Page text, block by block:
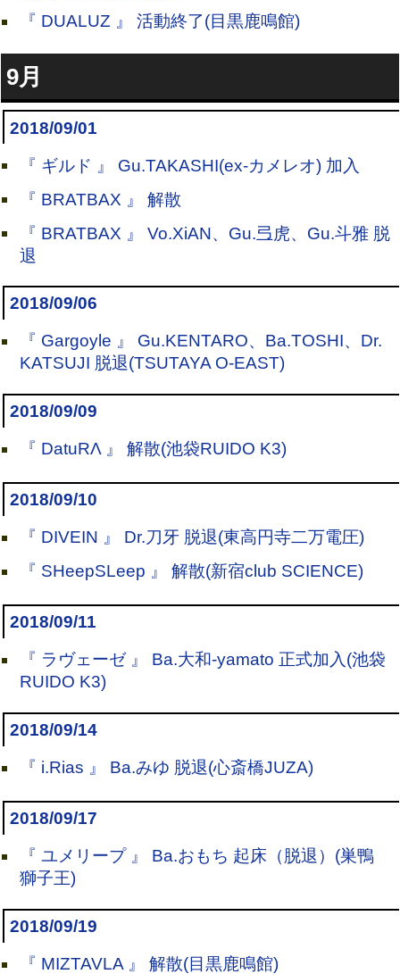
『 DUALUZ 』 活動終了(目黒鹿鳴館)
9月
2018/09/01
『 ギルド 』 Gu.TAKASHI(ex-カメレオ) 加入
『 BRATBAX 』 解散
『 BRATBAX 』 Vo.XiAN、Gu.弖虎、Gu.斗雅 脱
退
2018/09/06
『 Gargoyle 』 Gu.KENTARO、Ba.TOSHI、Dr.
KATSUJI 脱退(TSUTAYA O-EAST)
2018/09/09
『 DatuRΛ 』 解散(池袋RUIDO K3)
2018/09/10
『 DIVEIN 』 Dr.刀牙 脱退(東高円寺二万電圧)
『 SHeepSLeep 』 解散(新宿club SCIENCE)
2018/09/11
『 ラヴェーゼ 』 Ba.大和-yamato 正式加入(池袋
RUIDO K3)
2018/09/14
『 i.Rias 』 Ba.みゆ 脱退(心斎橋JUZA)
2018/09/17
『 ユメリープ 』 Ba.おもち 起床（脱退）(巣鴨
獅子王)
2018/09/19
『 MIZTAVLA 』 解散(目黒鹿鳴館)